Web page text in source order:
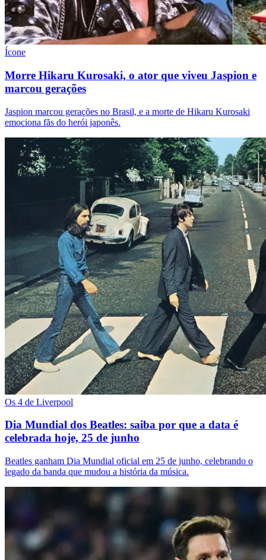
Ícone
Morre Hikaru Kurosaki, o ator que viveu Jaspion e
marcou gerações
Jaspion marcou gerações no Brasil, e a morte de Hikaru Kurosaki
emociona fãs do herói japonês.
Os 4 de Liverpool
Dia Mundial dos Beatles: saiba por que a data é
celebrada hoje, 25 de junho
Beatles ganham Dia Mundial oficial em 25 de junho, celebrando o
legado da banda que mudou a história da música.